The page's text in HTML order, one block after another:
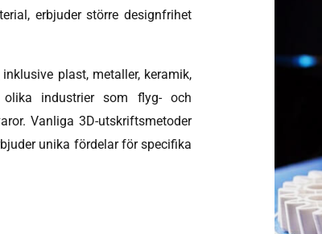
erbjuder större designfrihet
plast, metaller, keramik,
industrier som flyg- och
Vanliga 3D-utskriftsmetoder
unika fördelar för specifika